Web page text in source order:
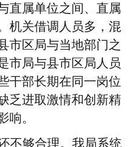
直属单位之间、直属
机关借调人员多，混
市区局与当地部门之
市局与县市区局人员
干部长期在同一岗位
乏进取激情和创新精
响。
不够合理。我局系统